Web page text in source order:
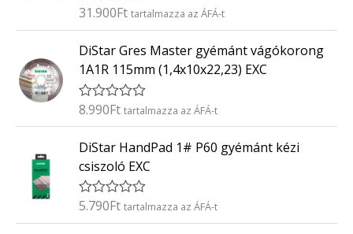
s
:
/
5
É
é
k
e
l
é
s
:
/
5
31.900Ft tartalmazza az ÁFÁ-t
DiStar Gres Master gyémánt vágókorong
1A1R 115mm (1,4x10x22,23) EXC
É
é
e
l
é
s
:
8.990Ft tartalmazza az ÁFÁ-t
DiStar HandPad 1# P60 gyémánt kézi
csiszoló EXC
É
5.790Ft tartalmazza az ÁFÁ-t